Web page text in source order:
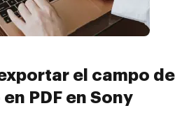
el campo de
PDF en Sony